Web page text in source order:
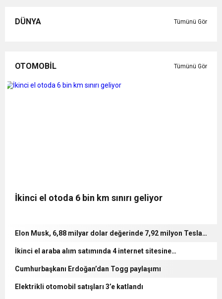
DÜNYA Tümünü Gör
OTOMOBİL Tümünü Gör
İkinci el otoda 6 bin km sınırı geliyor
Elon Musk, 6,88 milyar dolar değerinde 7,92 milyon Tesla
hissesi sattı
İkinci el araba alım satımında 4 internet sitesine
soruşturma
Cumhurbaşkanı Erdoğan’dan Togg paylaşımı
Elektrikli otomobil satışları 3’e katlandı